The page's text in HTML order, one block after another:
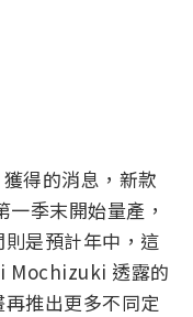
獲得的消息，新款
季末開始量產，
是預計年中，這
Mochizuki 透露的
推出更多不同定